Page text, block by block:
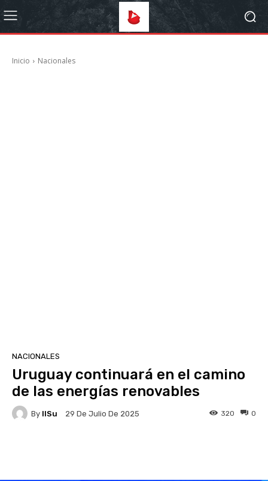
Inicio Nacionales
NACIONALES
Uruguay continuará en el camino
de las energías renovables
By IlSu 29 De Julio De 2025 0
320